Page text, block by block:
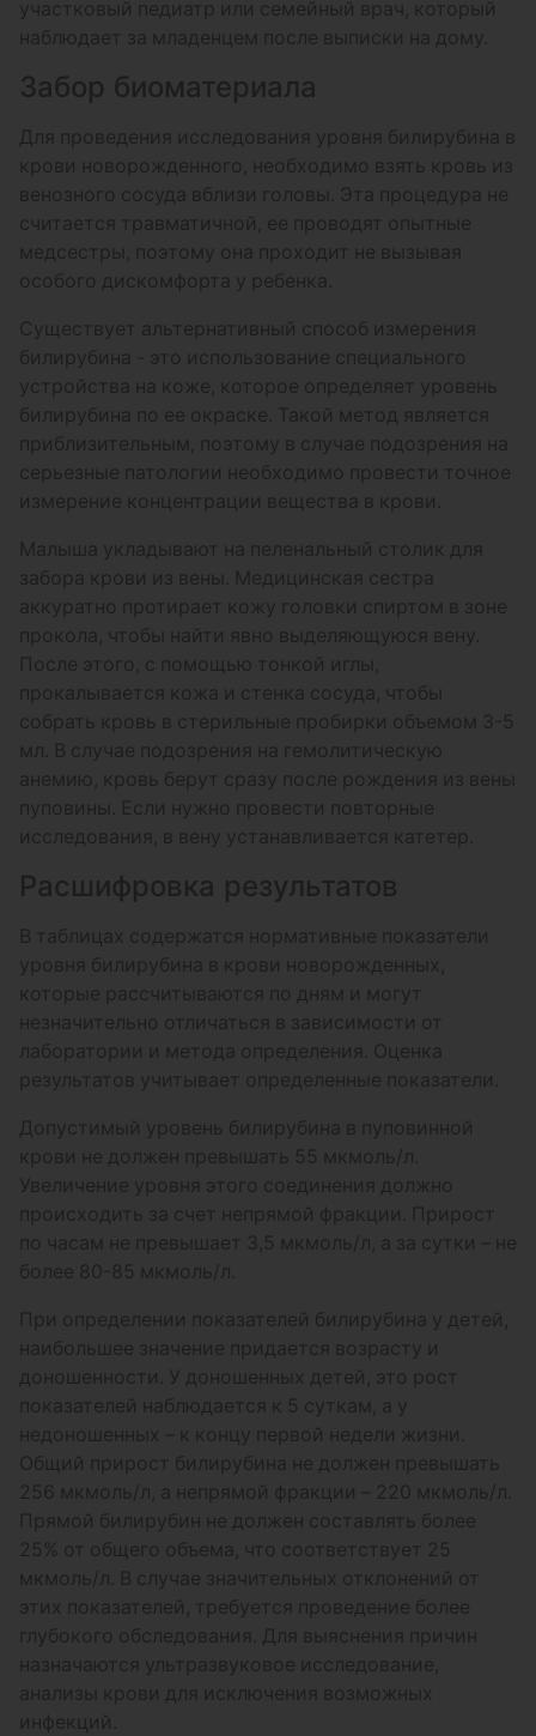
участковый педиатр или семейный врач, который
наблюдает за младенцем после выписки на дому.
Забор биоматериала
Для проведения исследования уровня билирубина в
крови новорожденного, необходимо взять кровь из
венозного сосуда вблизи головы. Эта процедура не
считается травматичной, ее проводят опытные
медсестры, поэтому она проходит не вызывая
особого дискомфорта у ребенка.
Существует альтернативный способ измерения
билирубина - это использование специального
устройства на коже, которое определяет уровень
билирубина по ее окраске. Такой метод является
приблизительным, поэтому в случае подозрения на
серьезные патологии необходимо провести точное
измерение концентрации вещества в крови.
Малыша укладывают на пеленальный столик для
забора крови из вены. Медицинская сестра
аккуратно протирает кожу головки спиртом в зоне
прокола, чтобы найти явно выделяющуюся вену.
После этого, с помощью тонкой иглы,
прокалывается кожа и стенка сосуда, чтобы
собрать кровь в стерильные пробирки объемом 3-5
мл. В случае подозрения на гемолитическую
анемию, кровь берут сразу после рождения из вены
пуповины. Если нужно провести повторные
исследования, в вену устанавливается катетер.
Расшифровка результатов
В таблицах содержатся нормативные показатели
уровня билирубина в крови новорожденных,
которые рассчитываются по дням и могут
незначительно отличаться в зависимости от
лаборатории и метода определения. Оценка
результатов учитывает определенные показатели.
Допустимый уровень билирубина в пуповинной
крови не должен превышать 55 мкмоль/л.
Увеличение уровня этого соединения должно
происходить за счет непрямой фракции. Прирост
по часам не превышает 3,5 мкмоль/л, а за сутки – не
более 80-85 мкмоль/л.
При определении показателей билирубина у детей,
наибольшее значение придается возрасту и
доношенности. У доношенных детей, это рост
показателей наблюдается к 5 суткам, а у
недоношенных – к концу первой недели жизни.
Общий прирост билирубина не должен превышать
256 мкмоль/л, а непрямой фракции – 220 мкмоль/л.
Прямой билирубин не должен составлять более
25% от общего объема, что соответствует 25
мкмоль/л. В случае значительных отклонений от
этих показателей, требуется проведение более
глубокого обследования. Для выяснения причин
назначаются ультразвуковое исследование,
анализы крови для исключения возможных
инфекций.